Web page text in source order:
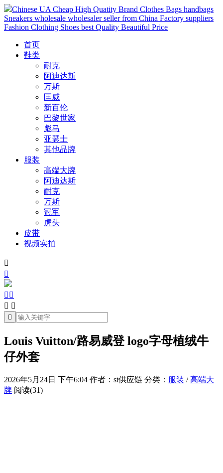
Chinese UA Cheap High Quatity Brand Clothes Bags handbags
Sneakers wholesale wholesaler seller from China Factory suppliers
Fashion Clothing Shoes best Quality Beautiful Price
首页
鞋类
耐克
阿迪达斯
万斯
匡威
新百伦
巴黎世家
彪马
亚瑟士
其他品牌
服装
高端大牌
阿迪达斯
耐克
万斯
冠军
虎头
皮带
视频实拍


 
 

Louis Vuitton/路易威登 logo字母植绒牛
仔外套
2026年5月24日 下午6:04 作者：st供应链 分类： 服装 /高端大
牌 阅读(31)